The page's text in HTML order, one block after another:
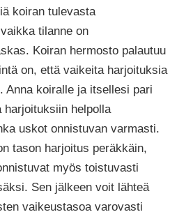
koiran tulevasta
tilanne on
Koiran hermosto palautuu
on, että vaikeita harjoituksia
Anna koiralle ja itsellesi pari
harjoituksiin helpolla
uskot onnistuvan varmasti.
tason harjoitus peräkkäin,
myös toistuvasti
Sen jälkeen voit lähteä
vaikeustasoa varovasti